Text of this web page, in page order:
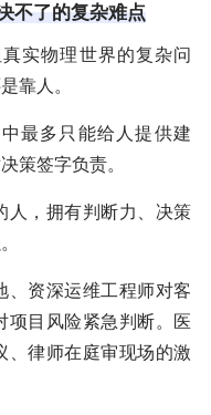
不了的复杂难点
实物理世界的复杂问
靠人。
最多只能给人提供建
策签字负责。
人，拥有判断力、决策
、资深运维工程师对客
项目风险紧急判断。医
、律师在庭审现场的激